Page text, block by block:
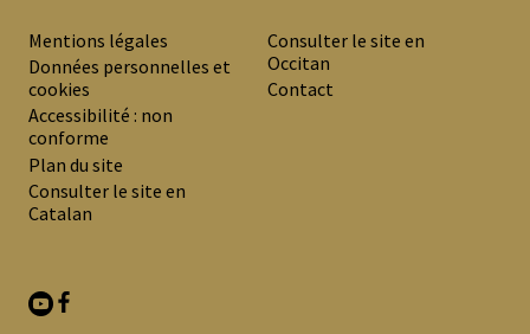
PREMIER
MENU
DE
BAS
DE
Mentions légales
Données personnelles et
cookies
Accessibilité : non
conforme
Plan du site
Consulter le site en
Catalan
Consulter le site en
Occitan
Contact